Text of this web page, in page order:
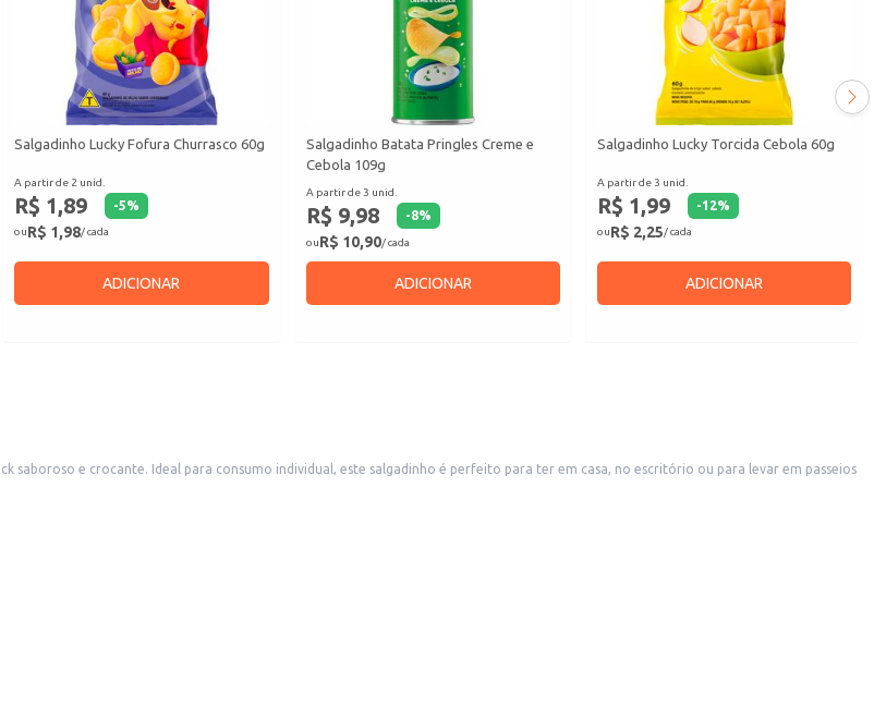
Salgadinho Lucky Fofura Churrasco 60g
A partir de 2 unid.
R$ 1,89 -5%
ouR$ 1,98/ cada
ADICIONAR
Salgadinho Batata Pringles Creme e
Cebola 109g
A partir de 3 unid.
R$ 9,98 -8%
ouR$ 10,90/ cada
ADICIONAR
Salgadinho Lucky Torcida Cebola 60g
A partir de 3 unid.
R$ 1,99 -12%
ouR$ 2,25/ cada
ADICIONAR
saboroso e crocante. Ideal para consumo individual, este salgadinho é perfeito para ter em casa, no escritório ou para levar em passeios